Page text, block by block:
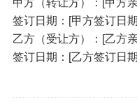
甲方（转让方）：[甲方
签订日期：[甲方签订日
乙方（受让方）：[乙方
签订日期：[乙方签订日